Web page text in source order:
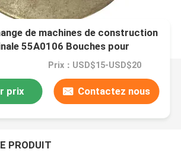
de machines de construction
55A0106 Bouches pour
LiugongPrix：USD$15-USD$20
prix Contactez nous
PRODUIT